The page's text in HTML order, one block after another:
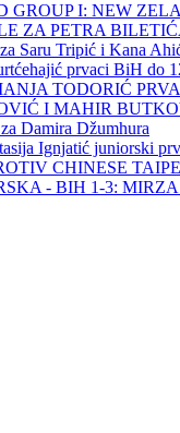
GROUP I: NEW
ZA PETRA
Saru Tripić i Kana
prvaci BiH do
TODORIĆ
I MAHIR
Damira Džumhura
Ignjatić juniorski
CHINESE
- BIH 1-3: